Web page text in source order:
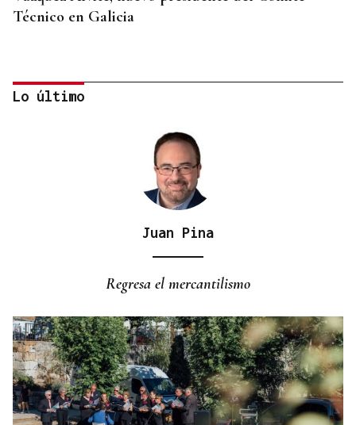
Técnico en Galicia
Lo último
Juan Pina
Regresa el mercantilismo